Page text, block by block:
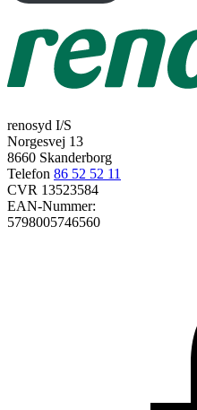
renosyd I/S
Norgesvej 13
8660 Skanderborg
Telefon 86 52 52 11
CVR 13523584
EAN-Nummer:
5798005746560